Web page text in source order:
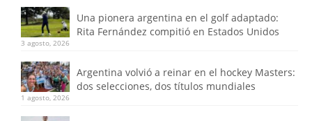
Una pionera argentina en el golf adaptado:
Rita Fernández compitió en Estados Unidos
3 agosto, 2026
Argentina volvió a reinar en el hockey Masters:
dos selecciones, dos títulos mundiales
1 agosto, 2026